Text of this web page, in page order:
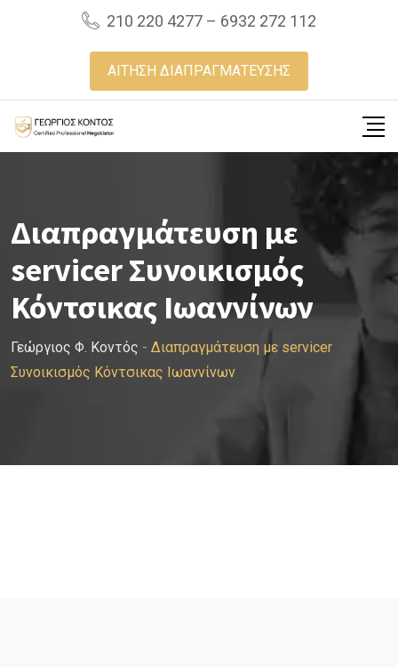
210 220 4277 – 6932 272 112
ΑΙΤΗΣΗ ΔΙΑΠΡΑΓΜΑΤΕΥΣΗΣ
Διαπραγμάτευση με
servicer Συνοικισμός
Κόντσικας Ιωαννίνων
Γεώργιος Φ. Κοντός - Διαπραγμάτευση με servicer
Συνοικισμός Κόντσικας Ιωαννίνων